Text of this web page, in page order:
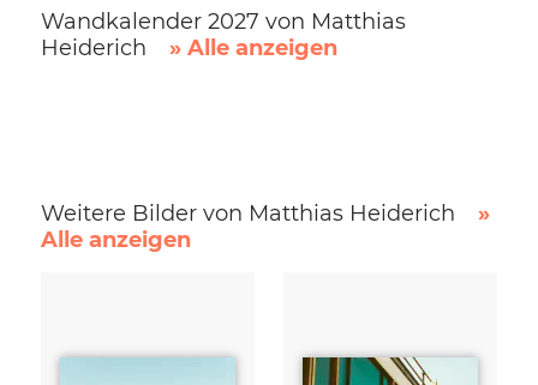
Wandkalender 2027 von Matthias
Heiderich
» Alle anzeigen
Weitere Bilder von Matthias Heiderich
»
Alle anzeigen